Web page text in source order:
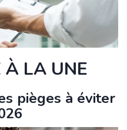
LA UNE
pièges à éviter